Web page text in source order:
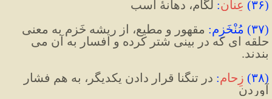
(۳۶) عِنان: لگام، دهانۀ اسب
(۳۷) مُنْخَزِم:
بندند.
(۳۸) زِحام:
آوردن